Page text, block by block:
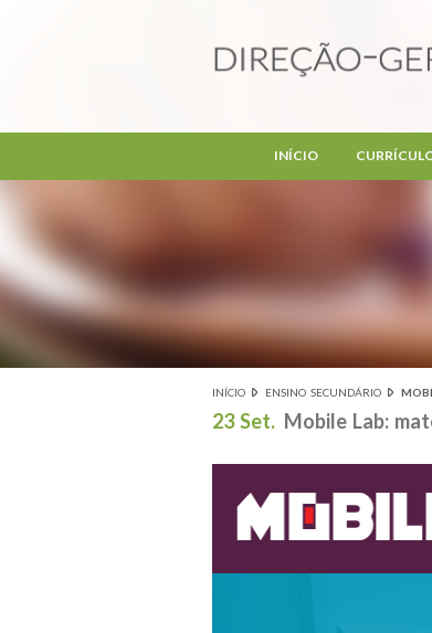
INÍCIO
Está aqui
INÍCIO ENSINO SECUNDÁRIO
23 Set. Mobile Lab: